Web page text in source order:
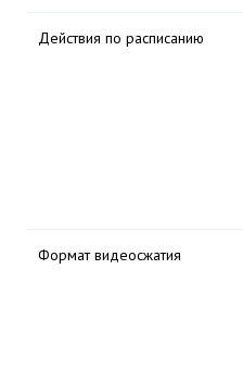
Действия по расписанию
Формат видеосжатия